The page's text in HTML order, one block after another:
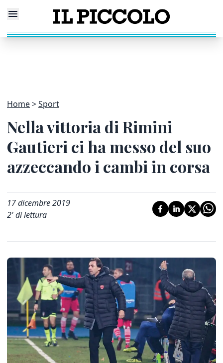
Home Sport
Nella vittoria di Rimini
Gautieri ci ha messo del suo
azzeccando i cambi in corsa
17 dicembre 2019
2' di lettura